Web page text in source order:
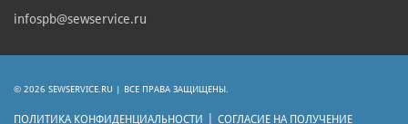
infospb@sewservice.ru
© 2026 SEWSERVICE.RU | ВСЕ ПРАВА ЗАЩИЩЕНЫ.
ПОЛИТИКА КОНФИДЕНЦИАЛЬНОСТИ СОГЛАСИЕ НА ПОЛУЧЕНИЕ